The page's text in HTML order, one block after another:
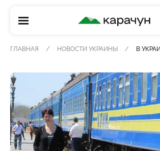
КАРАЧУН
ГЛАВНАЯ НОВОСТИ УКРАИНЫ В